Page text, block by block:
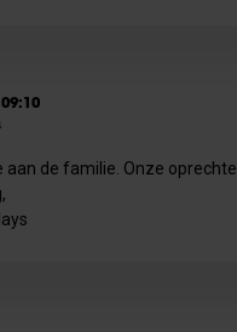
aan de familie. Onze oprechte